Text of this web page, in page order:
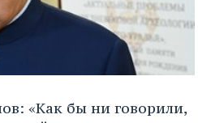
«Как бы ни говорили,